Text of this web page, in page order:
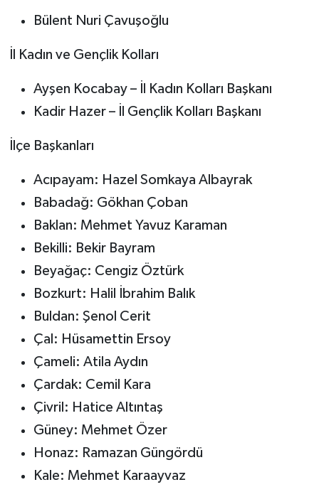
Bülent Nuri Çavuşoğlu
İl Kadın ve Gençlik Kolları
Ayşen Kocabay – İl Kadın Kolları Başkanı
Kadir Hazer – İl Gençlik Kolları Başkanı
İlçe Başkanları
Acıpayam: Hazel Somkaya Albayrak
Babadağ: Gökhan Çoban
Baklan: Mehmet Yavuz Karaman
Bekilli: Bekir Bayram
Beyağaç: Cengiz Öztürk
Bozkurt: Halil İbrahim Balık
Buldan: Şenol Cerit
Çal: Hüsamettin Ersoy
Çameli: Atila Aydın
Çardak: Cemil Kara
Çivril: Hatice Altıntaş
Güney: Mehmet Özer
Honaz: Ramazan Güngördü
Kale: Mehmet Karaayvaz